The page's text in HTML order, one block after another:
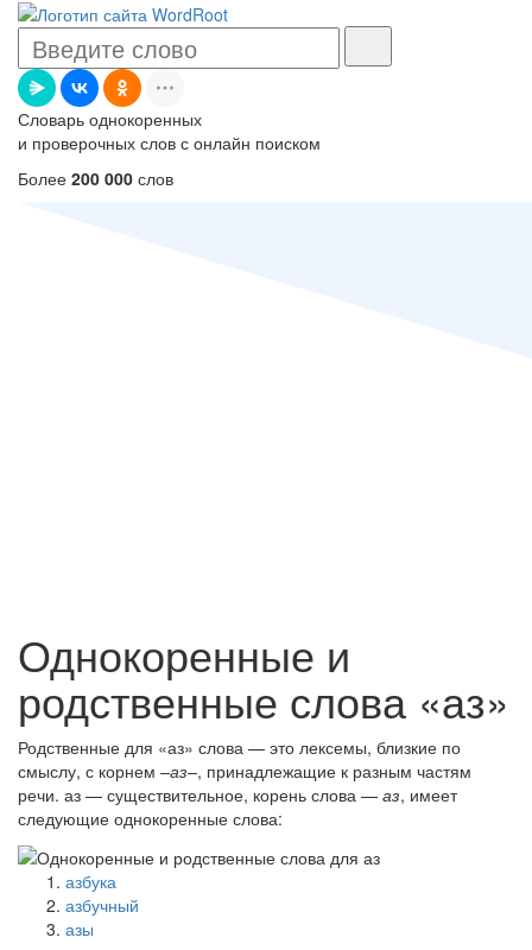
Словарь однокоренных
и проверочных слов с онлайн поиском
Более 200 000 слов
Однокоренные и
родственные слова «аз»
Родственные для «аз» слова — это лексемы, близкие по
смыслу, с корнем –аз–, принадлежащие к разным частям
речи. аз — существительное, корень слова — аз, имеет
следующие однокоренные слова:
азбука
азбучный
азы